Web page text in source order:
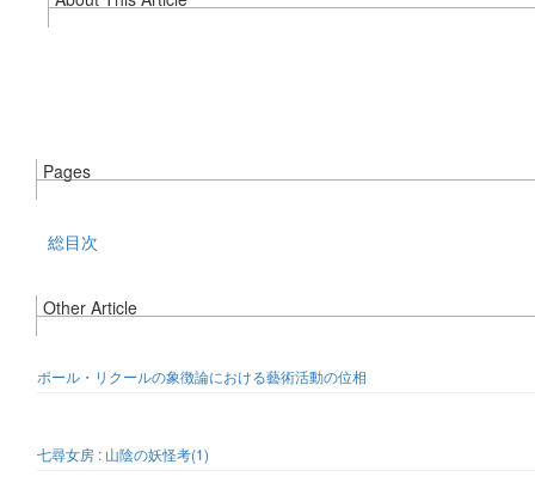
Pages
総目次
Other Article
ポール・リクールの象徴論における藝術活動の位相
七尋女房 : 山陰の妖怪考(1)